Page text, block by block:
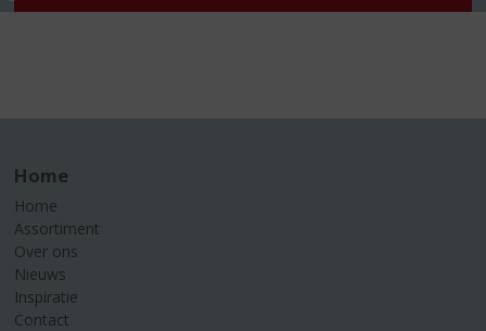
Home
Home
Assortiment
Over ons
Nieuws
Inspiratie
Contact